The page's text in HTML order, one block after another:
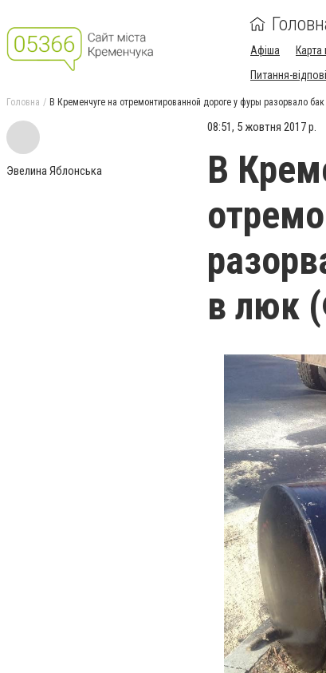
Афіша Карта
Питання-
Головна В Кременчуге на отремонтированной дороге у фуры разорвало
Эвелина Яблонська
08:51, 5 жовтня 2017 р.
В
в люк